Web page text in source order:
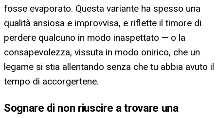
fosse evaporato. Questa variante ha spesso una
qualità ansiosa e improvvisa, e riflette il timore di
perdere qualcuno in modo inaspettato — o la
consapevolezza, vissuta in modo onirico, che un
legame si stia allentando senza che tu abbia avuto il
tempo di accorgertene.
Sognare di non riuscire a trovare una